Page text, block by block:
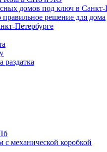
домов под ключ в Санкт-
решение для дома
Петербурге
раздатка
с механической коробкой